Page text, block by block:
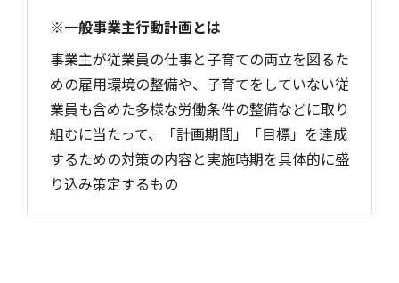
※一般事業主行動計画とは
事業主が従業員の仕事と子育ての両立を図るた
めの雇用環境の整備や、子育てをしていない従
業員も含めた多様な労働条件の整備などに取り
組むに当たって、「計画期間」「目標」を達成
するための対策の内容と実施時期を具体的に盛
り込み策定するもの